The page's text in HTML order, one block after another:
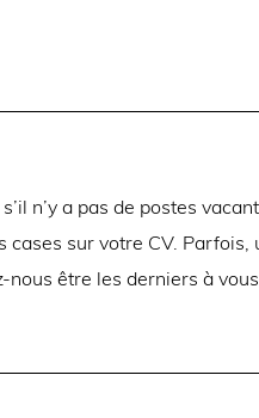
n’y a pas de postes
cases sur votre CV.
nous être les derniers à